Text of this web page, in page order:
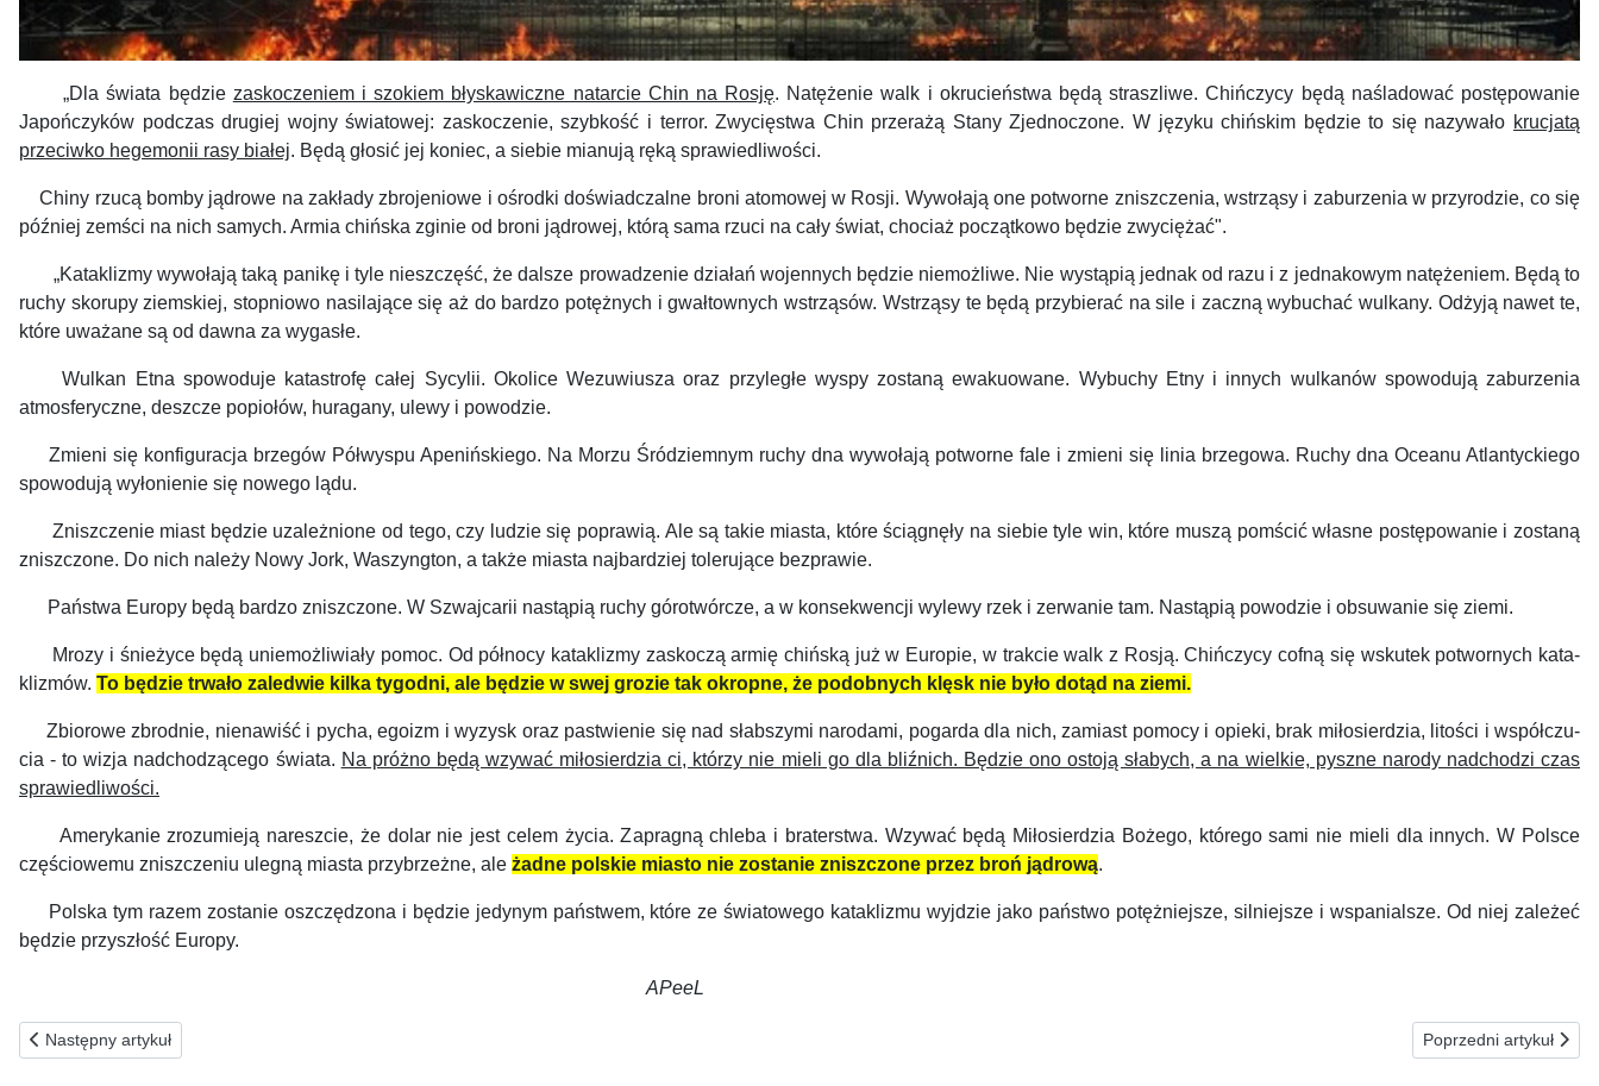
„Dla świata będzie zaskoczeniem i szokiem błyskawicz­ne natarcie Chin na Rosję. Natężenie walk i okrucieństwa będą straszliwe. Chińczycy będą naśladować postępowanie
Japończyków podczas drugiej wojny światowej: zaskoczenie, szybkość i terror. Zwycięstwa Chin przerażą Stany Zjednoczone. W języku chińskim będzie to się nazywało krucjatą
przeciwko hegemonii rasy białej. Będą głosić jej koniec, a siebie mianują ręką sprawied­liwości.
Chiny rzu­cą bomby jądrowe na zakłady zbrojeniowe i ośrodki doświad­czalne broni atomowej w Rosji. Wywołają one potworne zniszczenia, wstrząsy i zaburzenia w przyrodzie, co się
póź­niej zemści na nich samych. Armia chińska zginie od broni jądrowej, którą sama rzuci na cały świat, chociaż początkowo będzie zwyciężać".
„Kataklizmy wywołają taką panikę i tyle nieszczęść, że dal­sze prowadzenie działań wojennych będzie niemożliwe. Nie wystąpią jednak od razu i z jednakowym natężeniem. Będą to
ruchy skorupy ziemskiej, stopniowo nasilające się aż do bar­dzo potężnych i gwałtownych wstrząsów. Wstrząsy te będą przybierać na sile i zaczną wybuchać wulkany. Odżyją nawet te,
które uważane są od dawna za wygasłe.
Wulkan Etna spowoduje katastrofę całej Sycylii. Okolice Wezuwiusza oraz przyległe wyspy zostaną ewakuowane. Wybuchy Etny i innych wulkanów spowodują zaburzenia
atmosferyczne, deszcze po­piołów, huragany, ulewy i powodzie.
Zmieni się konfiguracja brzegów Półwyspu Apenińskiego. Na Morzu Śródziemnym ruchy dna wywołają potworne fale i zmieni się linia brzegowa. Ruchy dna Oceanu Atlantyckiego
spowodują wyłonienie się nowego lądu.
Zniszczenie miast będzie uzależnione od tego, czy ludzie się poprawią. Ale są takie miasta, które ściągnęły na siebie tyle win, które muszą pomścić własne postępowanie i zostaną
zniszczone. Do nich należy Nowy Jork, Waszyngton, a także miasta najbardziej to­lerujące bezprawie.
Państwa Europy będą bardzo zniszczone. W Szwajcarii nastąpią ru­chy górotwórcze, a w konsekwencji wylewy rzek i zerwanie tam. Nastąpią powodzie i obsuwanie się ziemi.
Mrozy i śnieżyce będą uniemożliwiały pomoc. Od północy kataklizmy zaskoczą armię chińską już w Europie, w trakcie walk z Rosją. Chińczycy cofną się wskutek potwornych kata­
klizmów. To będzie trwało zaledwie kilka tygodni, ale będzie w swej grozie tak okropne, że podobnych klęsk nie było do­tąd na ziemi.
Zbiorowe zbrodnie, nienawiść i pycha, egoizm i wyzysk oraz pastwienie się nad słabszymi narodami, pogarda dla nich, zamiast pomocy i opieki, brak miłosierdzia, litości i współczu­
cia - to wizja nadchodzącego świata. Na próżno będą wzywać miłosierdzia ci, którzy nie mieli go dla bliźnich. Będzie ono ostoją słabych, a na wielkie, pyszne narody nadchodzi czas
sprawiedliwości.
Amerykanie zrozumieją nareszcie, że dolar nie jest celem życia. Zapragną chleba i braterstwa. Wzywać będą Miłosierdzia Bożego, którego sami nie mieli dla innych. W Polsce
częściowemu zniszczeniu ulegną miasta przy­brzeżne, ale żadne polskie miasto nie zostanie zniszczone przez broń jądrową.
Polska tym razem zostanie oszczędzona i będzie jedynym państwem, które ze światowego kataklizmu wyjdzie jako państwo potężniejsze, silniejsze i wspanialsze. Od niej zależeć
będzie przyszłość Europy.
APeeL
Poprzednia strona: 07.11.2025(pt) ZA POTRZEBUJĄCYCH SPECJALISTYCZNEJ POMOCY LEKARSKIEJ...
Następny artykuł Następna strona:
Poprzedni artykuł